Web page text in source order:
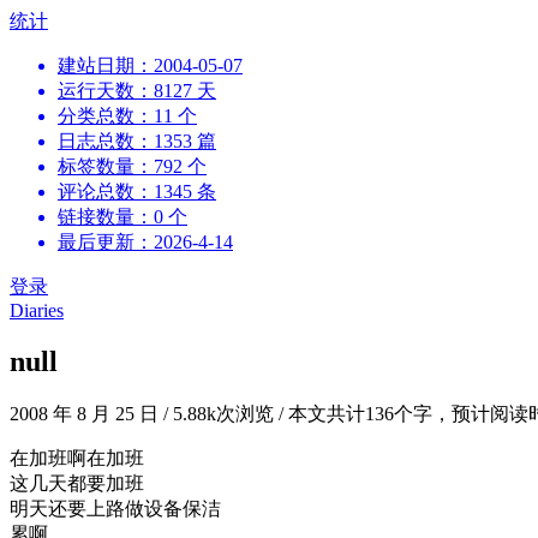
跳
统计
建站日期：2004-05-07
运行天数：8127 天
分类总数：11 个
日志总数：1353 篇
标签数量：792 个
评论总数：1345 条
链接数量：0 个
最后更新：2026-4-14
登录
Diaries
null
2008 年 8 月 25 日 /5.88k次浏览 /本文共计136个字，预计阅读
在加班啊在加班
这几天都要加班
明天还要上路做设备保洁
累啊